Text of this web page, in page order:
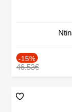
-15%
46.53€